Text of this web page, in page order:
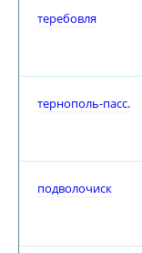
теребовля
тернополь-пасс.
подволочиск